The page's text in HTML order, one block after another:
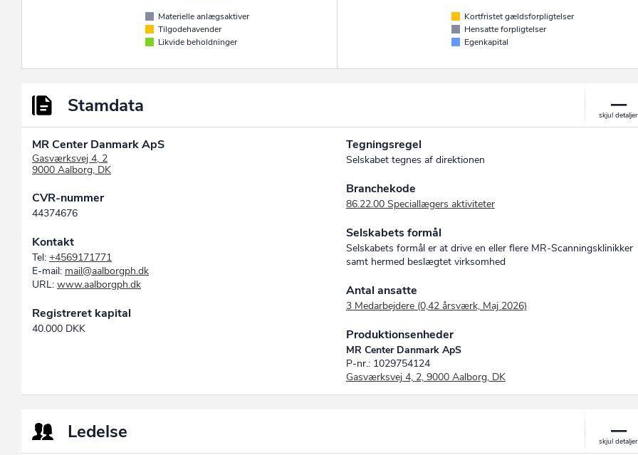
Materielle anlægsaktiver
Tilgodehavender
Likvide beholdninger
Kortfristet gældsforpligtelser
Hensatte forpligtelser
Egenkapital
Stamdata
MR Center Danmark ApS
Gasværksvej 4, 2
9000 Aalborg, DK
CVR-nummer
44374676
Kontakt
Tel: +4569171771
E-mail: mail@aalborgph.dk
URL: www.aalborgph.dk
Registreret kapital
40.000 DKK
Tegningsregel
Selskabet tegnes af direktionen
Branchekode
86.22.00 Speciallægers aktiviteter
Selskabets formål
Selskabets formål er at drive en eller flere MR-Scanningsklinikker
samt hermed beslægtet virksomhed
Antal ansatte
3 Medarbejdere (0,42 årsværk, Maj 2026)
Produktionsenheder
MR Center Danmark ApS
P-nr.: 1029754124
Gasværksvej 4, 2, 9000 Aalborg, DK
Ledelse